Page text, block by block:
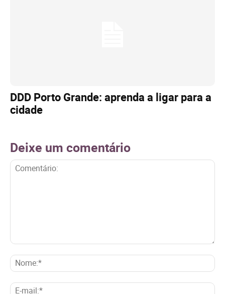
DDD Porto Grande: aprenda a ligar para a
cidade
Deixe um comentário
E-